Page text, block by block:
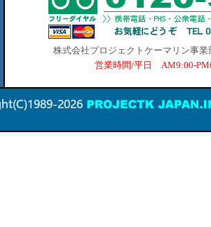
株式会社プロジェクトケーマリン事
営業時間/平日 AM9:00-